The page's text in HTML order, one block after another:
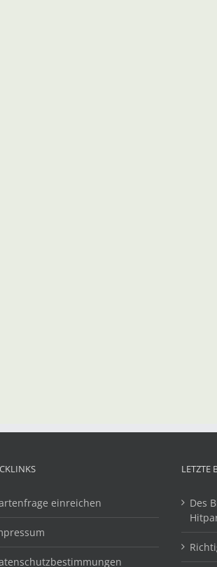
einreichen
LETZTE
Des